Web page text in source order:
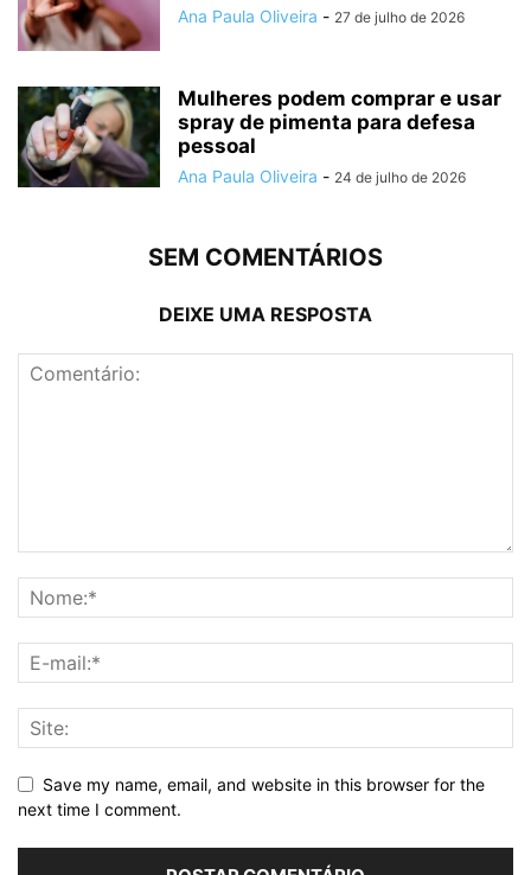
Ana Paula Oliveira - 27 de julho de 2026
Mulheres podem comprar e usar
spray de pimenta para defesa
pessoal
Ana Paula Oliveira - 24 de julho de 2026
SEM COMENTÁRIOS
DEIXE UMA RESPOSTA
Save my name, email, and website in this browser for the
next time I comment.